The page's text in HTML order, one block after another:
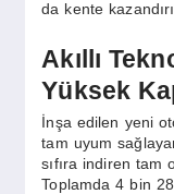
da kente
Akıllı
Yüksek
İnşa edilen yeni
tam uyum
sıfıra indiren tam
Toplamda 4 bin